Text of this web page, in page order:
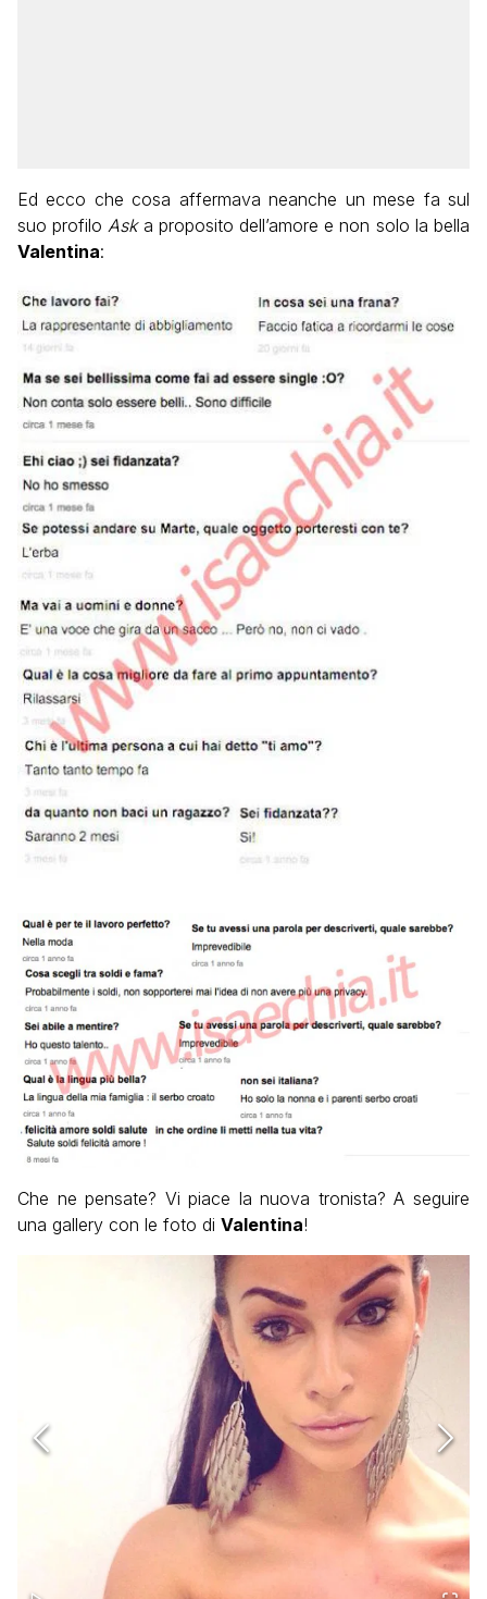
Ed ecco che cosa affermava neanche un mese fa sul
suo profiloAska proposito dell’amore e non solo la bella
Valentina:
Che ne pensate? Vi piace la nuova tronista? A seguire
una gallery con le foto di Valentina!